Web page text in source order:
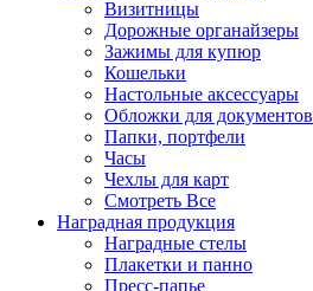
Визитницы
Дорожные органайзеры
Зажимы для купюр
Кошельки
Настольные аксессуары
Обложки для документов
Папки, портфели
Часы
Чехлы для карт
Смотреть Все
Наградная продукция
Наградные стелы
Плакетки и панно
Пресс-папье